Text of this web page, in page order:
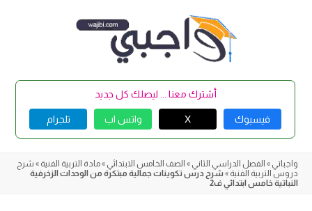
أشترك معنا ... ليصلك كل جديد
فيسبوك X واتس اب تلجرام
واجباتي » الفصل الدراسي الثاني » الصف الخامس الابتدائي »مادة التربية الفنية » شرح
دروس التربية الفنية » شرح درس تكوينات جمالية مبتكرة من الوحدات الزخرفية
النباتية خامس ابتدائي ف2